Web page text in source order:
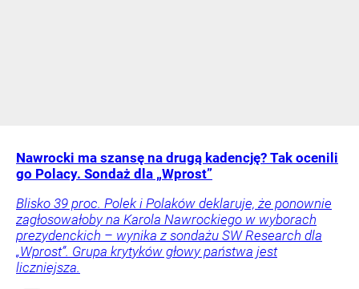
Nawrocki ma szansę na drugą kadencję? Tak ocenili
go Polacy. Sondaż dla „Wprost”
Blisko 39 proc. Polek i Polaków deklaruje, że ponownie
zagłosowałoby na Karola Nawrockiego w wyborach
prezydenckich – wynika z sondażu SW Research dla
„Wprost”. Grupa krytyków głowy państwa jest
liczniejsza.